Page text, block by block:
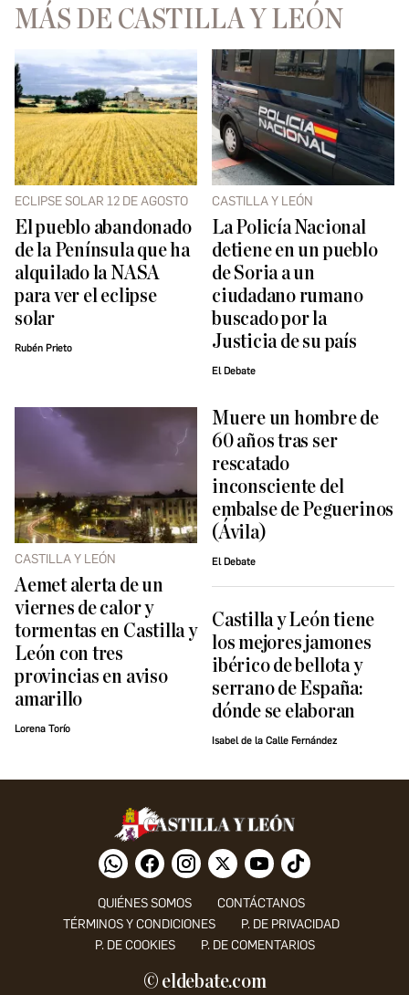
MÁS DE CASTILLA Y LEÓN
ECLIPSE SOLAR 12 DE AGOSTO
El pueblo abandonado
de la Península que ha
alquilado la NASA
para ver el eclipse
solar
Rubén Prieto
CASTILLA Y LEÓN
La Policía Nacional
detiene en un pueblo
de Soria a un
ciudadano rumano
buscado por la
Justicia de su país
El Debate
CASTILLA Y LEÓN
Aemet alerta de un
viernes de calor y
tormentas en Castilla y
León con tres
provincias en aviso
amarillo
Lorena Torío
Muere un hombre de
60 años tras ser
rescatado
inconsciente del
embalse de Peguerinos
(Ávila)
El Debate
Castilla y León tiene
los mejores jamones
ibérico de bellota y
serrano de España:
dónde se elaboran
Isabel de la Calle Fernández
QUIÉNES SOMOS
CONTÁCTANOS
TÉRMINOS Y CONDICIONES
P. DE PRIVACIDAD
P. DE COOKIES
P. DE COMENTARIOS
© eldebate.com